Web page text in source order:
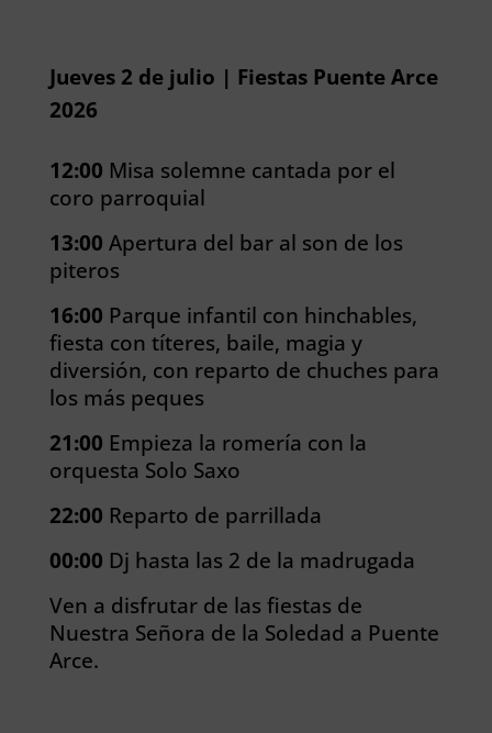
Jueves 2 de julio | Fiestas Puente Arce
2026
12:00 Misa solemne cantada por el
coro parroquial
13:00 Apertura del bar al son de los
piteros
16:00 Parque infantil con hinchables,
fiesta con títeres, baile, magia y
diversión, con reparto de chuches para
los más peques
21:00 Empieza la romería con la
orquesta Solo Saxo
22:00 Reparto de parrillada
00:00 Dj hasta las 2 de la madrugada
Ven a disfrutar de las fiestas de
Nuestra Señora de la Soledad a Puente
Arce.